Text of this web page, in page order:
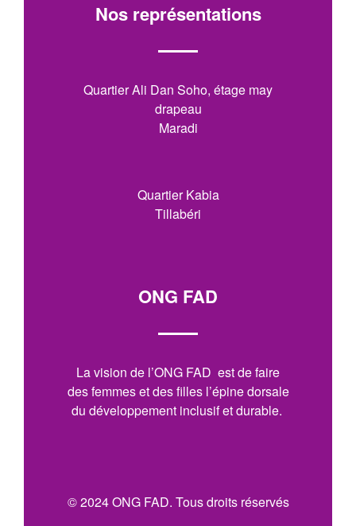
Nos représentations
Quartier Ali Dan Soho, étage may
drapeau
Maradi
Quartier Kabia
Tillabéri
ONG FAD
La vision de l’ONG FAD est de faire
des femmes et des filles l’épine dorsale
du développement inclusif et durable.
© 2024 ONG FAD. Tous droits réservés